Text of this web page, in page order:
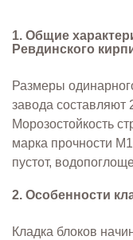
1. Общие
Ревдинского
Размеры
завода составляют
Морозостойкость
марка прочности
пустот,
2. Особенности
Кладка блоков